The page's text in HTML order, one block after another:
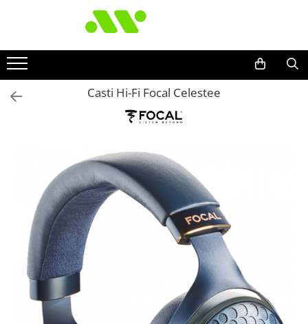
Casti Hi-Fi Focal Celestee